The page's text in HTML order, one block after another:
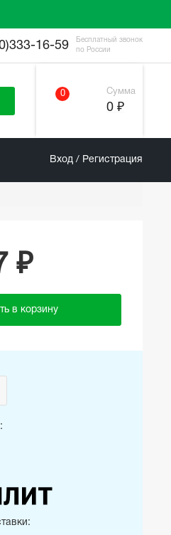
16-59
Бесплатный звонок
по России
0 Сумма
0 ₽
Вход / Регистрация
₽
в корзину